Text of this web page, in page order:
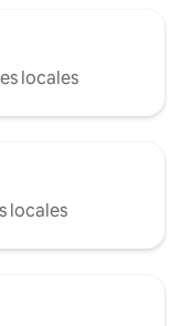
locales
locales